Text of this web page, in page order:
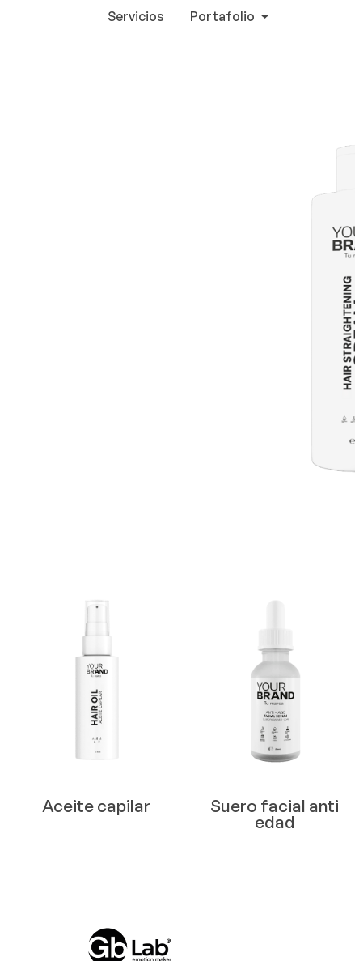
Servicios Portafolio
Aceite capilar Suero facial anti
edad